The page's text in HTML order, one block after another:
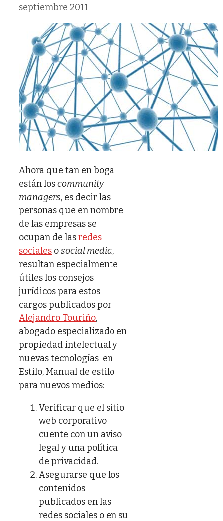
septiembre 2011
Ahora que tan en boga
están loscommunity
managers, es decir las
personas que en nombre
de las empresas se
ocupan de lasredes
sociales osocial media,
resultan especialmente
útiles los consejos
jurídicos para estos
cargos publicados por
Alejandro Touriño,
abogado especializado en
propiedad intelectual y
nuevas tecnologías en
Estilo, Manual de estilo
para nuevos medios:
Verificar que el sitio
web corporativo
cuente con un aviso
legal y una política
de privacidad.
Asegurarse que los
contenidos
publicados en las
redes sociales o en su